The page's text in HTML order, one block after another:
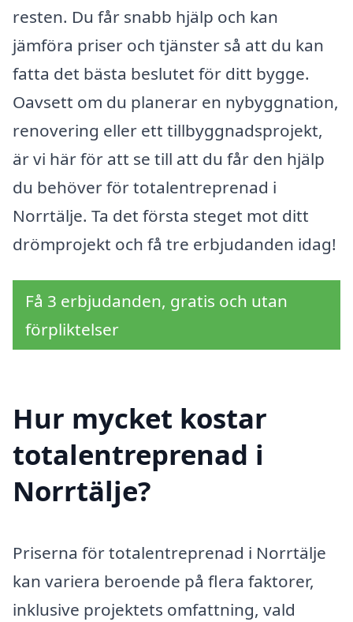
resten. Du får snabb hjälp och kan
jämföra priser och tjänster så att du kan
fatta det bästa beslutet för ditt bygge.
Oavsett om du planerar en nybyggnation,
renovering eller ett tillbyggnadsprojekt,
är vi här för att se till att du får den hjälp
du behöver för totalentreprenad i
Norrtälje. Ta det första steget mot ditt
drömprojekt och få tre erbjudanden idag!
Få 3 erbjudanden, gratis och utan
förpliktelser
Hur mycket kostar
totalentreprenad i
Norrtälje?
Priserna för totalentreprenad i Norrtälje
kan variera beroende på flera faktorer,
inklusive projektets omfattning, vald